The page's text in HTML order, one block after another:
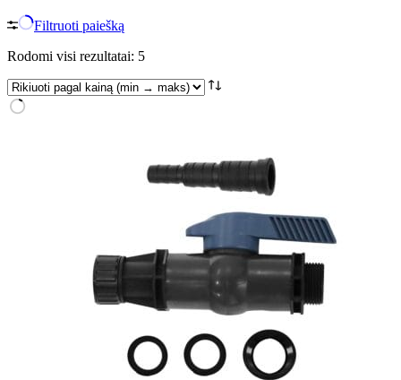
Filtruoti paiešką
Rodomi visi rezultatai: 5Rūšiuojama
kainą: